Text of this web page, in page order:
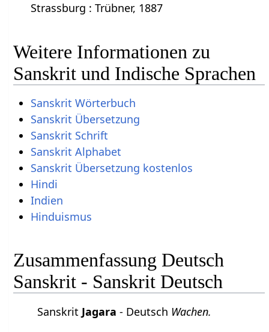
Strassburg : Trübner, 1887
Weitere Informationen zu
Sanskrit und Indische Sprachen
Sanskrit Wörterbuch
Sanskrit Übersetzung
Sanskrit Schrift
Sanskrit Alphabet
Sanskrit Übersetzung kostenlos
Hindi
Indien
Hinduismus
Zusammenfassung Deutsch
Sanskrit - Sanskrit Deutsch
Sanskrit Jagara - Deutsch Wachen.